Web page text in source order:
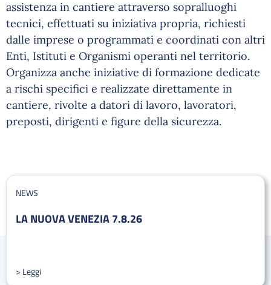
assistenza in cantiere attraverso sopralluoghi
tecnici, effettuati su iniziativa propria, richiesti
dalle imprese o programmati e coordinati con altri
Enti, Istituti e Organismi operanti nel territorio.
Organizza anche iniziative di formazione dedicate
a rischi specifici e realizzate direttamente in
cantiere, rivolte a datori di lavoro, lavoratori,
preposti, dirigenti e figure della sicurezza.
NEWS
LA NUOVA VENEZIA 7.8.26
> Leggi